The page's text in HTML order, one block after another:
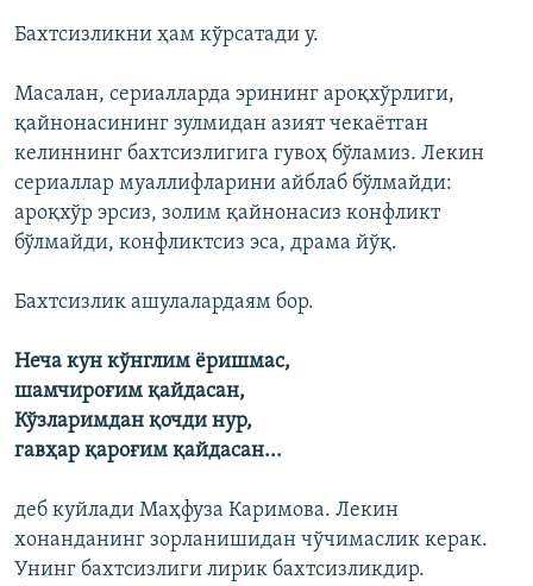
Бахтсизликни ҳам кўрсатади у.
Масалан, сериалларда эрининг ароқхўрлиги,
қайнонасининг зулмидан азият чекаётган
келиннинг бахтсизлигига гувоҳ бўламиз. Лекин
сериаллар муаллифларини айблаб бўлмайди:
ароқхўр эрсиз, золим қайнонасиз конфликт
бўлмайди, конфликтсиз эса, драма йўқ.
Бахтсизлик ашулалардаям бор.
Неча кун кўнглим ëришмас,
шамчироғим қайдасан,
Кўзларимдан қочди нур,
гавҳар қароғим қайдасан...
деб куйлади Маҳфуза Каримова. Лекин
хонанданинг зорланишидан чўчимаслик керак.
Унинг бахтсизлиги лирик бахтсизликдир.